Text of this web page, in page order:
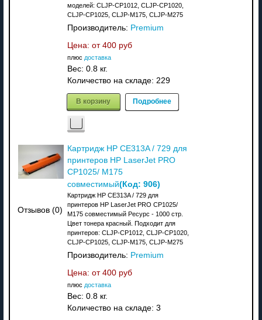
моделей: CLJP-CP1012, CLJP-CP1020,
CLJP-CP1025, CLJP-M175, CLJP-M275
Производитель: Premium
Цена: от 400 руб
плюс доставка
Вес: 0.8 кг.
Количество на складе: 229
В корзину Подробнее
Отзывов (0)
Картридж HP CE313A / 729 для
принтеров HP LaserJet PRO
CP1025/ M175
совместимый(Код: 906)
Картридж HP CE313A / 729 для
принтеров HP LaserJet PRO CP1025/
M175 совместимый Ресурс - 1000 стр.
Цвет тонера красный. Подходит для
принтеров: CLJP-CP1012, CLJP-CP1020,
CLJP-CP1025, CLJP-M175, CLJP-M275
Производитель: Premium
Цена: от 400 руб
плюс доставка
Вес: 0.8 кг.
Количество на складе: 3